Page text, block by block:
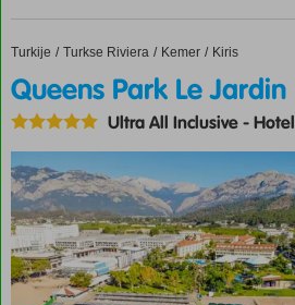
en in de
Ideaal: ook
familiekamers
boekbaar
24/7
drankjes
met
Ultra All
Inclusive
Home
Turkije Turkse Riviera Kemer Kiris
Queens Park Le Jardin
Queens Park Le Jardin
Ultra All Inclusive-Hotel